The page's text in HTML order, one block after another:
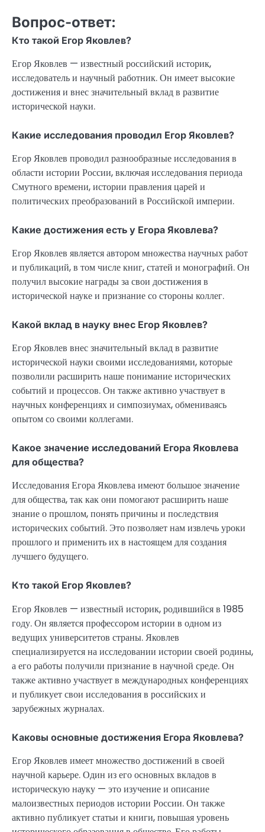
Вопрос-ответ:
Кто такой Егор Яковлев?
Егор Яковлев — известный российский историк,
исследователь и научный работник. Он имеет высокие
достижения и внес значительный вклад в развитие
исторической науки.
Какие исследования проводил Егор Яковлев?
Егор Яковлев проводил разнообразные исследования в
области истории России, включая исследования периода
Смутного времени, истории правления царей и
политических преобразований в Российской империи.
Какие достижения есть у Егора Яковлева?
Егор Яковлев является автором множества научных работ
и публикаций, в том числе книг, статей и монографий. Он
получил высокие награды за свои достижения в
исторической науке и признание со стороны коллег.
Какой вклад в науку внес Егор Яковлев?
Егор Яковлев внес значительный вклад в развитие
исторической науки своими исследованиями, которые
позволили расширить наше понимание исторических
событий и процессов. Он также активно участвует в
научных конференциях и симпозиумах, обмениваясь
опытом со своими коллегами.
Какое значение исследований Егора Яковлева
для общества?
Исследования Егора Яковлева имеют большое значение
для общества, так как они помогают расширить наше
знание о прошлом, понять причины и последствия
исторических событий. Это позволяет нам извлечь уроки
прошлого и применить их в настоящем для создания
лучшего будущего.
Кто такой Егор Яковлев?
Егор Яковлев — известный историк, родившийся в 1985
году. Он является профессором истории в одном из
ведущих университетов страны. Яковлев
специализируется на исследовании истории своей родины,
а его работы получили признание в научной среде. Он
также активно участвует в международных конференциях
и публикует свои исследования в российских и
зарубежных журналах.
Каковы основные достижения Егора Яковлева?
Егор Яковлев имеет множество достижений в своей
научной карьере. Один из его основных вкладов в
историческую науку — это изучение и описание
малоизвестных периодов истории России. Он также
активно публикует статьи и книги, повышая уровень